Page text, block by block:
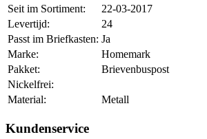
Seit im Sortiment:
22-03-2017
Levertijd:
24
Passt im Briefkasten: Ja
Marke:
Homemark
Pakket:
Brievenbuspost
Nickelfrei:
Material:
Metall
Kundenservice